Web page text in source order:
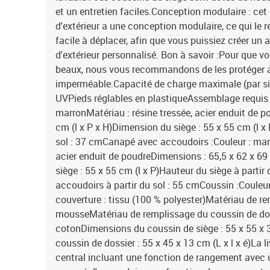
et un entretien faciles.Conception modulaire : cet
d'extérieur a une conception modulaire, ce qui le
facile à déplacer, afin que vous puissiez créer un
d'extérieur personnalisé. Bon à savoir :Pour que
beaux, nous vous recommandons de les protéger
imperméable.Capacité de charge maximale (par
UVPieds réglables en plastiqueAssemblage
marronMatériau : résine tressée, acier enduit de
cm (l x P x H)Dimension du siège : 55 x 55 cm (l
sol : 37 cmCanapé avec accoudoirs :Couleur :
acier enduit de poudreDimensions : 65,5 x 62 x
siège : 55 x 55 cm (l x P)Hauteur du siège à
accoudoirs à partir du sol : 55 cmCoussin
couverture : tissu (100 % polyester)Matériau de
mousseMatériau de remplissage du coussin de
cotonDimensions du coussin de siège : 55 x 55 x
coussin de dossier : 55 x 45 x 13 cm (L x l x é)La
central incluant une fonction de rangement avec